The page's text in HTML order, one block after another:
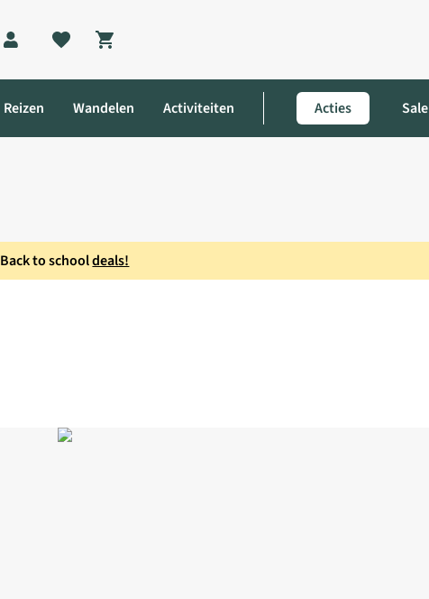
Shopping cart
Reizen Wandelen Activiteiten Acties Sale
Back to schooldeals!